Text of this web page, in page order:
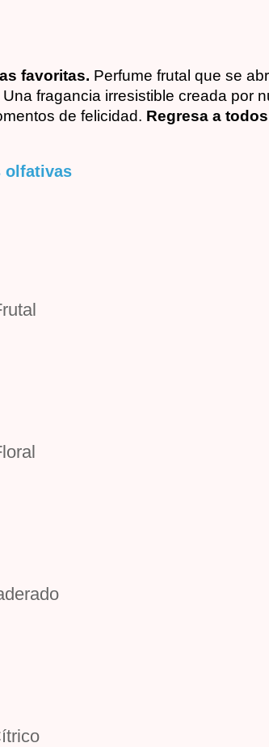
favoritas. Perfume frutal que se
fragancia irresistible creada por
de felicidad. Regresa a
olfativas